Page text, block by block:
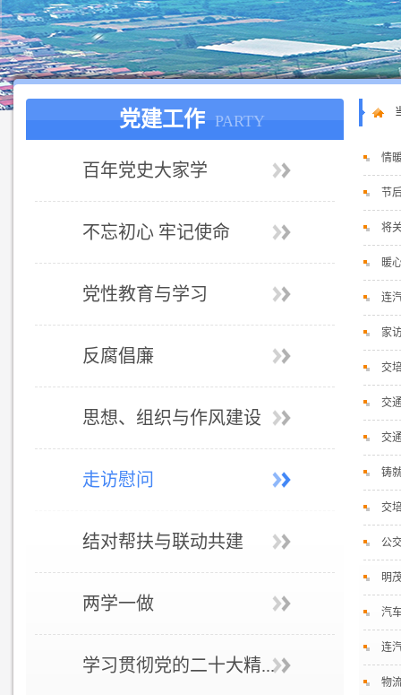
党建工作 PARTY
百年党史大家学
不忘初心 牢记使命
党性教育与学习
反腐倡廉
思想、组织与作风建设
走访慰问
结对帮扶与联动共建
两学一做
学习贯彻党的二十大精...
情
节
将
暖
连
家
交
交
交
铸
交
公
明
汽
连
物